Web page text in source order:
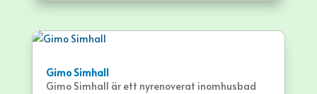
samt en servering där det finns säkerhetsskåp
Gimo Simhall
Gimo Simhall är ett nyrenoverat inomhusbad